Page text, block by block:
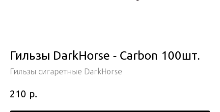
Гильзы DarkHorse - Carbon 100шт.
Гильзы сигаретные DarkHorse
210 р.